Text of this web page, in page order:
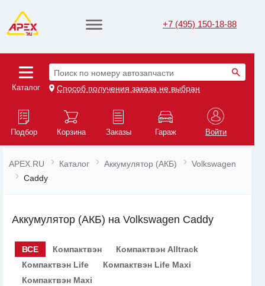
+7 (495) 150-18-88
Каталог
Поиск по номеру автозапчасти
Способ получения заказа не выбран
Подбор Корзина Заказы Гараж Войти
APEX.RU Каталог Аккумулятор (АКБ)
Volkswagen
Caddy
Аккумулятор (АКБ) на Volkswagen Caddy
ВСЕ Компактвэн
Компактвэн Alltrack
Компактвэн Life
Компактвэн Life Maxi
Компактвэн Maxi